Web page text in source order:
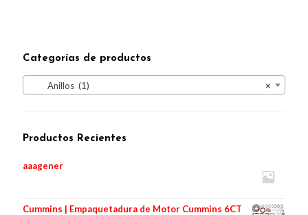
Categorías de productos
×
Anillos (1)
Productos Recientes
aaagener
Cummins | Empaquetadura de Motor Cummins 6CT